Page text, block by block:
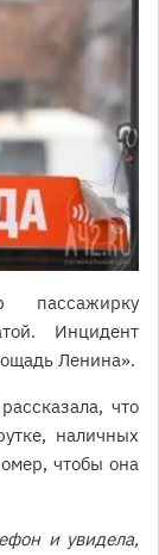
пассажирку
Инцидент
Ленина».
что
наличных
чтобы она
и увидела,